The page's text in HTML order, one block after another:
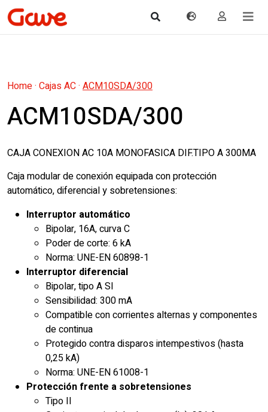
Home· Cajas AC· ACM10SDA/300
ACM10SDA/300
CAJA CONEXION AC 10A MONOFASICA DIF.TIPO A 300MA
Caja modular de conexión equipada con protección
automático, diferencial y sobretensiones:
Interruptor automático
Bipolar, 16A, curva C
Poder de corte: 6 kA
Norma: UNE-EN 60898-1
Interruptor diferencial
Bipolar, tipo A SI
Sensibilidad: 300 mA
Compatible con corrientes alternas y componentes
de continua
Protegido contra disparos intempestivos (hasta
0,25 kA)
Norma: UNE-EN 61008-1
Protección frente a sobretensiones
Tipo II